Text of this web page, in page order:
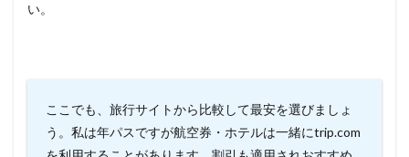
い。
ここでも、旅行サイトから比較して最安を選びましょ
う。私は年パスですが航空券・ホテルは一緒にtrip.com